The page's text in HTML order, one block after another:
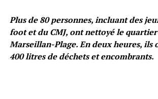
Plus de 80 personnes, incluant des
foot et du CMJ, ont nettoyé le quartier
Marseillan-Plage. En deux heures, ils
400 litres de déchets et encombrants.